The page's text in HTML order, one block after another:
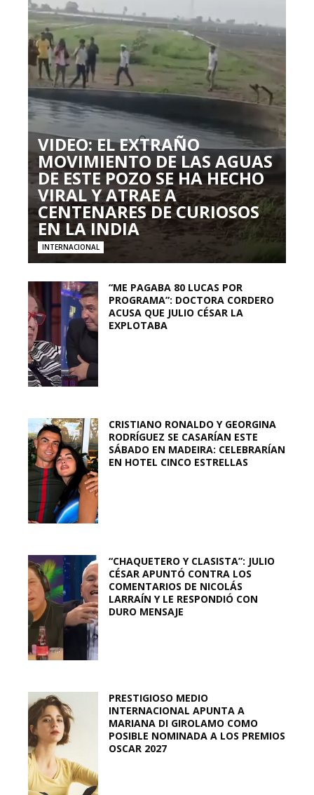
VIDEO: EL EXTRAÑO
MOVIMIENTO DE LAS AGUAS
DE ESTE POZO SE HA HECHO
VIRAL Y ATRAE A
CENTENARES DE CURIOSOS
EN LA INDIA
INTERNACIONAL
“ME PAGABA 80 LUCAS POR
PROGRAMA”: DOCTORA CORDERO
ACUSA QUE JULIO CÉSAR LA
EXPLOTABA
CRISTIANO RONALDO Y GEORGINA
RODRÍGUEZ SE CASARÍAN ESTE
SÁBADO EN MADEIRA: CELEBRARÍAN
EN HOTEL CINCO ESTRELLAS
“CHAQUETERO Y CLASISTA”: JULIO
CÉSAR APUNTÓ CONTRA LOS
COMENTARIOS DE NICOLÁS
LARRAÍN Y LE RESPONDIÓ CON
DURO MENSAJE
PRESTIGIOSO MEDIO
INTERNACIONAL APUNTA A
MARIANA DI GIROLAMO COMO
POSIBLE NOMINADA A LOS PREMIOS
OSCAR 2027